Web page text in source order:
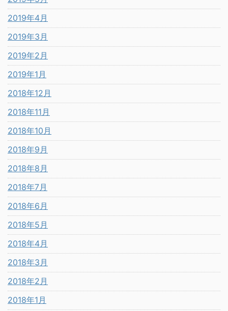
2019年4月
2019年3月
2019年2月
2019年1月
2018年12月
2018年11月
2018年10月
2018年9月
2018年8月
2018年7月
2018年6月
2018年5月
2018年4月
2018年3月
2018年2月
2018年1月